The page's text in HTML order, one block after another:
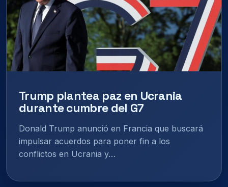
Trump plantea paz en Ucrania
durante cumbre del G7
Donald Trump anunció en Francia que buscará
impulsar acuerdos para poner fin a los
conflictos en Ucrania y…